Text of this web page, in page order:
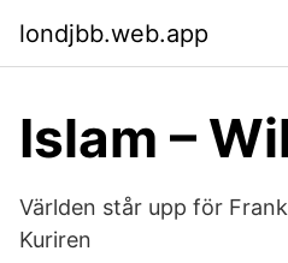
londjbb.web.app
Islam –
Världen står upp för
Kuriren